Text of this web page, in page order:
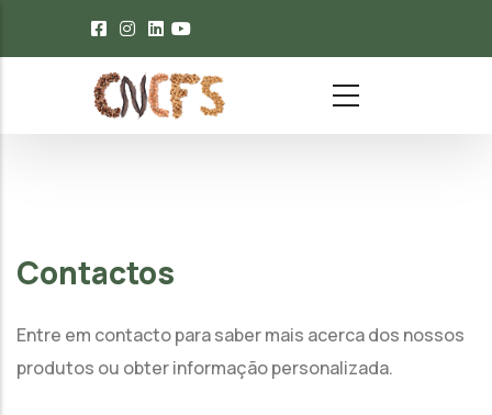
Passar para o conteúdo principal
Contactos
Entre em contacto para saber mais acerca dos nossos
produtos ou obter informação personalizada.